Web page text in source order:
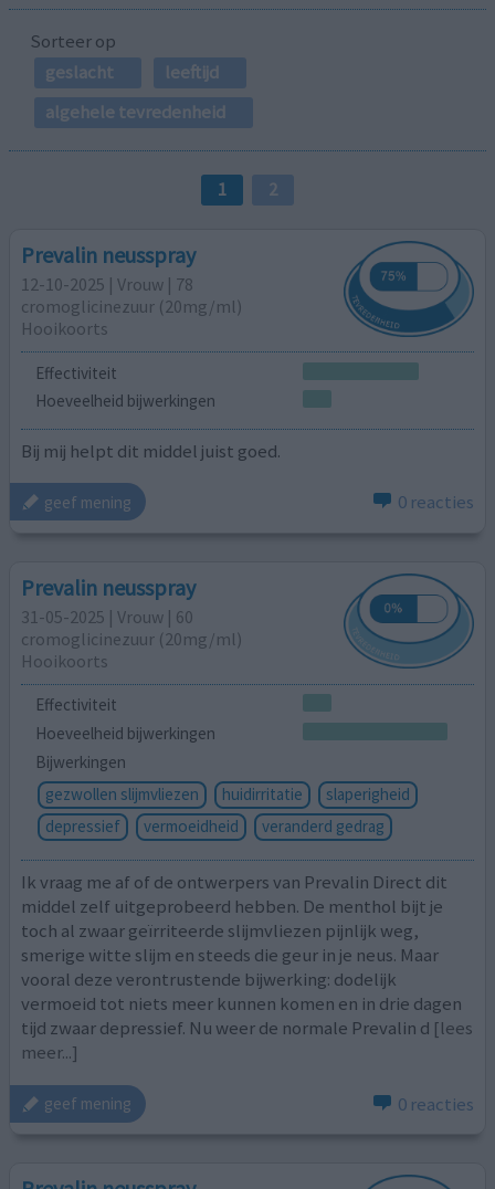
Sorteer op
geslacht
leeftijd
algehele tevredenheid
1 2
Prevalin neusspray
12-10-2025 | Vrouw | 78
cromoglicinezuur (20mg/ml)
Hooikoorts
Effectiviteit
Hoeveelheid bijwerkingen
Bij mij helpt dit middel juist goed.
geef mening 0 reacties
Prevalin neusspray
31-05-2025 | Vrouw | 60
cromoglicinezuur (20mg/ml)
Hooikoorts
Effectiviteit
Hoeveelheid bijwerkingen
Bijwerkingen
gezwollen slijmvliezen
huidirritatie
slaperigheid
depressief
vermoeidheid veranderd gedrag
Ik vraag me af of de ontwerpers van Prevalin Direct dit
middel zelf uitgeprobeerd hebben. De menthol bijt je
toch al zwaar geïrriteerde slijmvliezen pijnlijk weg,
smerige witte slijm en steeds die geur in je neus. Maar
vooral deze verontrustende bijwerking: dodelijk
vermoeid tot niets meer kunnen komen en in drie dagen
tijd zwaar depressief. Nu weer de normale Prevalin d [lees
meer...]
geef mening 0 reacties